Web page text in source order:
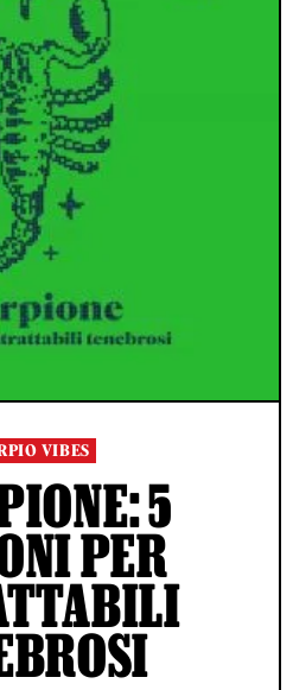
VIBES
5
PER